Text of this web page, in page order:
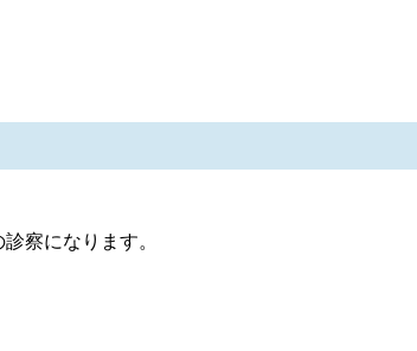
診察になります。